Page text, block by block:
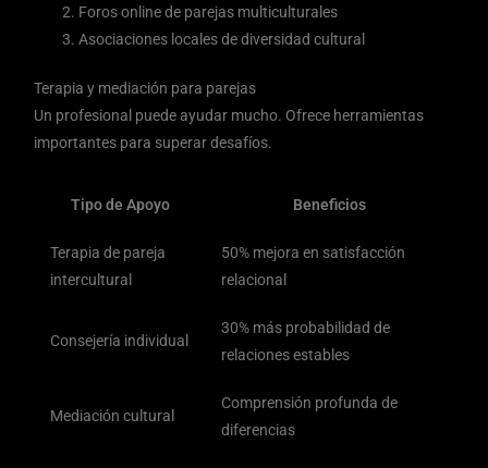
Foros online de parejas multiculturales
Asociaciones locales de diversidad cultural
Terapia y mediación para parejas
Un profesional puede ayudar mucho. Ofrece herramientas
importantes para superar desafíos.
Tipo de Apoyo Beneficios
Terapia de pareja
intercultural
50% mejora en satisfacción
relacional
Consejería individual
30% más probabilidad de
relaciones estables
Mediación cultural
Comprensión profunda de
diferencias